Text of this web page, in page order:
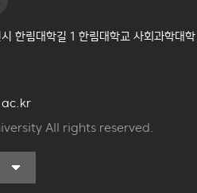
한림대학길 1 한림대학교 사회과학대학
All rights reserved.